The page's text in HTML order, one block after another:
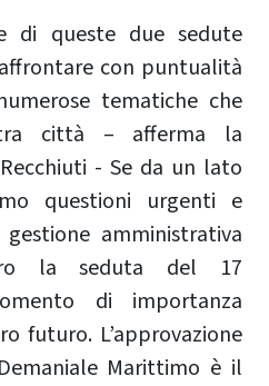
di queste due sedute
con puntualità
tematiche che
città – afferma la
- Se da un lato
questioni urgenti e
amministrativa
la seduta del 17
di importanza
futuro. L’approvazione
Marittimo è il